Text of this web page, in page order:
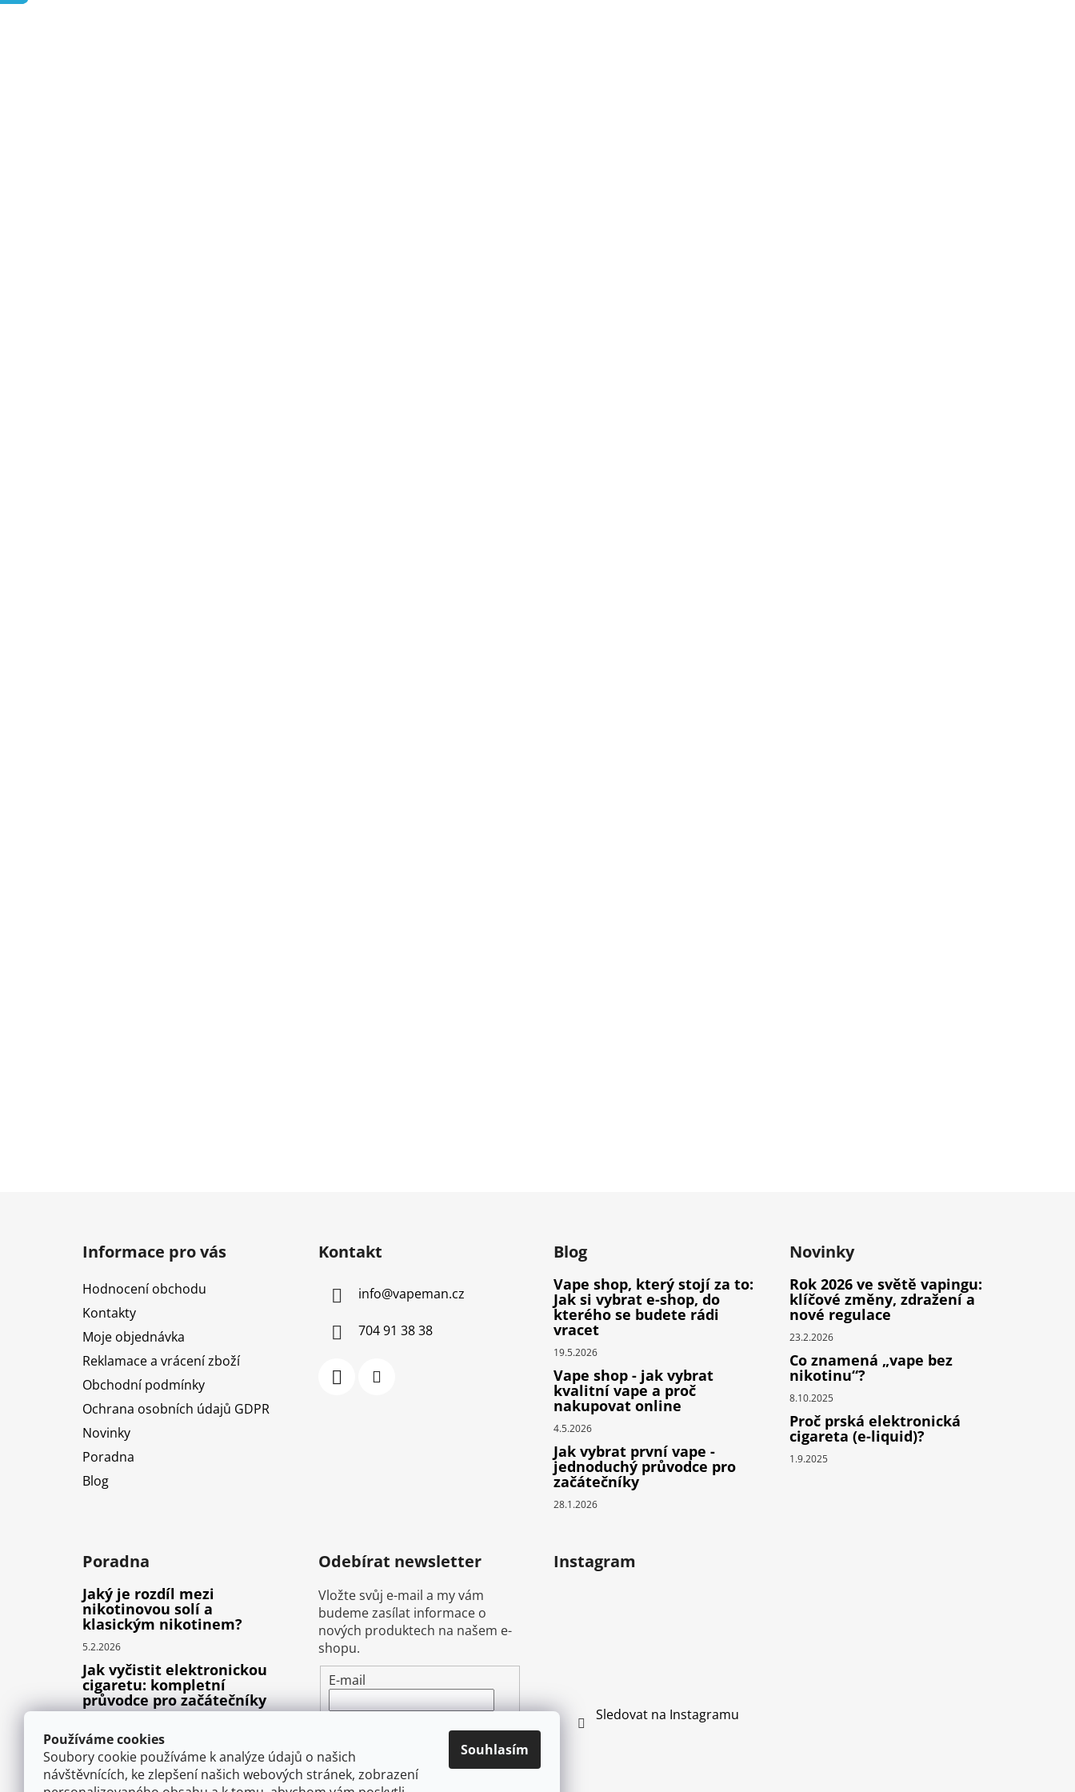
Používáme cookies
Soubory cookie používáme k analýze údajů o našich
návštěvnících, ke zlepšení našich webových stránek, zobrazení
Souhlasím
Informace pro vás
Hodnocení obchodu
Kontakty
Moje objednávka
Reklamace a vrácení zboží
Obchodní podmínky
Ochrana osobních údajů GDPR
Novinky
Poradna
Blog
Kontakt
info@vapeman.cz
704 91 38 38
Blog
Vape shop, který stojí za to:
Jak si vybrat e-shop, do
kterého se budete rádi
vracet
19.5.2026
Vape shop - jak vybrat
kvalitní vape a proč
nakupovat online
4.5.2026
Jak vybrat první vape -
jednoduchý průvodce pro
začátečníky
28.1.2026
Novinky
Rok 2026 ve světě vapingu:
klíčové změny, zdražení a
nové regulace
23.2.2026
Co znamená „vape bez
nikotinu“?
8.10.2025
Proč prská elektronická
cigareta (e-liquid)?
1.9.2025
Poradna
Jaký je rozdíl mezi
nikotinovou solí a
klasickým nikotinem?
5.2.2026
Jak vyčistit elektronickou
cigaretu: kompletní
průvodce pro začátečníky
Proč prská elektronická
cigareta (e-liquid)?
1.9.2025
Odebírat newsletter
Vložte svůj e-mail a my vám
budeme zasílat informace o
nových produktech na našem e-
shopu.
E-mail
podmínkami ochrany
osobních údajů
Instagram
Sledovat na Instagramu